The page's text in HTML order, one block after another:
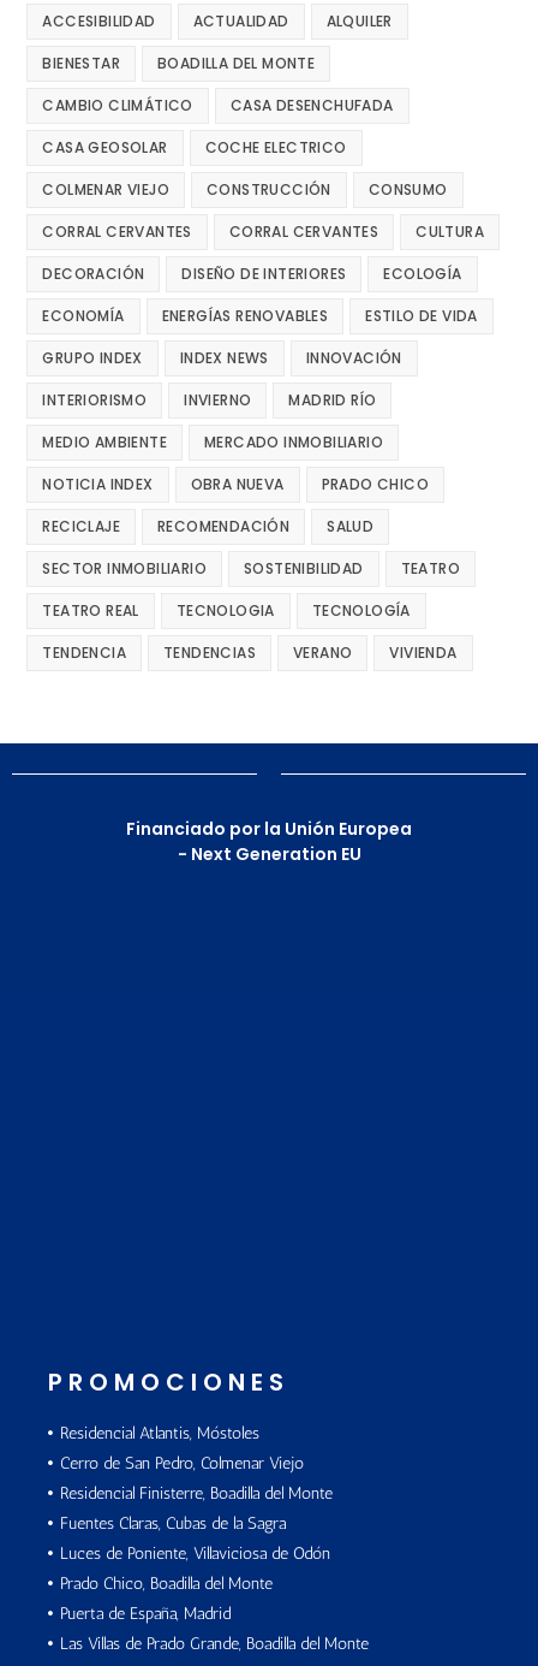
ACCESIBILIDAD ACTUALIDAD ALQUILER
BIENESTAR BOADILLA DEL MONTE
CAMBIO CLIMÁTICO CASA DESENCHUFADA
CASA GEOSOLAR COCHE ELECTRICO
COLMENAR VIEJO CONSTRUCCIÓN CONSUMO
CORRAL CERVANTES CORRAL CERVANTES CULTURA
DECORACIÓN DISEÑO DE INTERIORES ECOLOGÍA
ECONOMÍA ENERGÍAS RENOVABLES ESTILO DE VIDA
GRUPO INDEX INDEX NEWS INNOVACIÓN
INTERIORISMO INVIERNO MADRID RÍO
MEDIO AMBIENTE MERCADO INMOBILIARIO
NOTICIA INDEX OBRA NUEVA PRADO CHICO
RECICLAJE RECOMENDACIÓN SALUD
SECTOR INMOBILIARIO SOSTENIBILIDAD TEATRO
TEATRO REAL TECNOLOGIA TECNOLOGÍA
TENDENCIA TENDENCIAS VERANO VIVIENDA
Financiado por la Unión Europea
- Next Generation EU
PROMOCIONES
Residencial Atlantis, Móstoles
Cerro de San Pedro, Colmenar Viejo
Residencial Finisterre, Boadilla del Monte
Fuentes Claras, Cubas de la Sagra
Luces de Poniente, Villaviciosa de Odón
Prado Chico, Boadilla del Monte
Puerta de España, Madrid
Las Villas de Prado Grande, Boadilla del Monte